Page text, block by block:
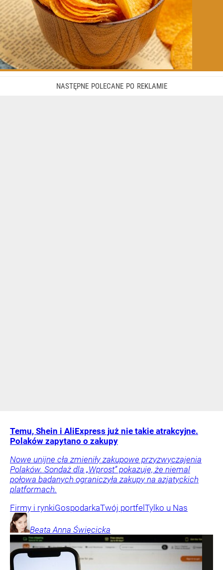
Temu, Shein i AliExpress już nie takie atrakcyjne.
Polaków zapytano o zakupy
Nowe unijne cła zmieniły zakupowe przyzwyczajenia
Polaków. Sondaż dla „Wprost” pokazuje, że niemal
połowa badanych ograniczyła zakupy na azjatyckich
platformach.
Firmy i rynkiGospodarkaTwój portfel Tylko u Nas
Beata Anna Święcicka